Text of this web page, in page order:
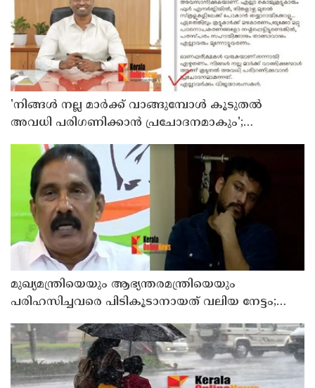
'നിങ്ങള്‍ നല്ല മാര്‍ക്ക് വാങ്ങുമ്പോള്‍ കൂടുതല്‍
അവധി പരിഗണിക്കാന്‍ പ്രചോദനമാകും';
മുഖ്യമന്ത്രിയെയും ആഭ്യന്തരമന്ത്രിയെയും
പരിഹസിച്ചവരെ പിടികൂടാനായത് വലിയ നേട്ടം;